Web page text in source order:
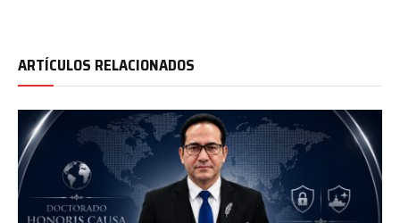
ARTÍCULOS RELACIONADOS